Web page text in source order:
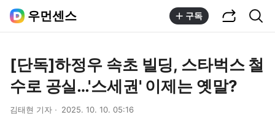
우먼센스 구독
[단독]하정우 속초 빌딩, 스타벅스 철
수로 공실…'스세권' 이제는 옛말?
김태현 기자 2025. 10. 10. 05:16